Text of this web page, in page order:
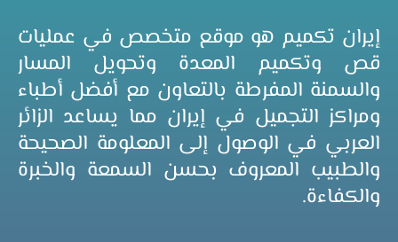
إيران تكميم هو موقع متخصص في عمليات
قص وتكميم المعدة وتحويل المسار
والسمنة المفرطة بالتعاون مع أفضل أطباء
ومراكز التجميل في إيران مما يساعد الزائر
العربي في الوصول إلى المعلومة الصحيحة
والطبيب المعروف بحسن السمعة والخبرة
والكفاءة.